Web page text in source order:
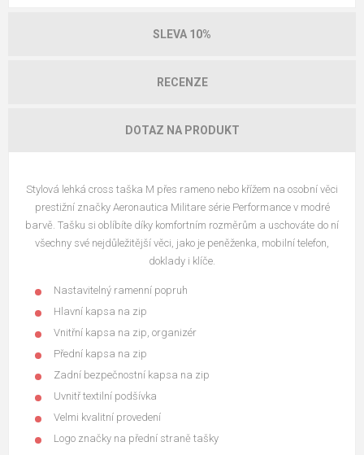
SLEVA 10%
RECENZE
DOTAZ NA PRODUKT
Stylová lehká cross taška M přes rameno nebo křížem na osobní věci
prestižní značky Aeronautica Militare série Performance v modré
barvě. Tašku si oblíbíte díky komfortním rozměrům a uschováte do ní
všechny své nejdůležitější věci, jako je peněženka, mobilní telefon,
doklady i klíče.
Nastavitelný ramenní popruh
Hlavní kapsa na zip
Vnitřní kapsa na zip, organizér
Přední kapsa na zip
Zadní bezpečnostní kapsa na zip
Uvnitř textilní podšívka
Velmi kvalitní provedení
Logo značky na přední straně tašky